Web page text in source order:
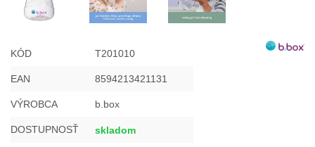
KÓD T201010
EAN 8594213421131
VÝROBCA b.box
DOSTUPNOSŤ skladom